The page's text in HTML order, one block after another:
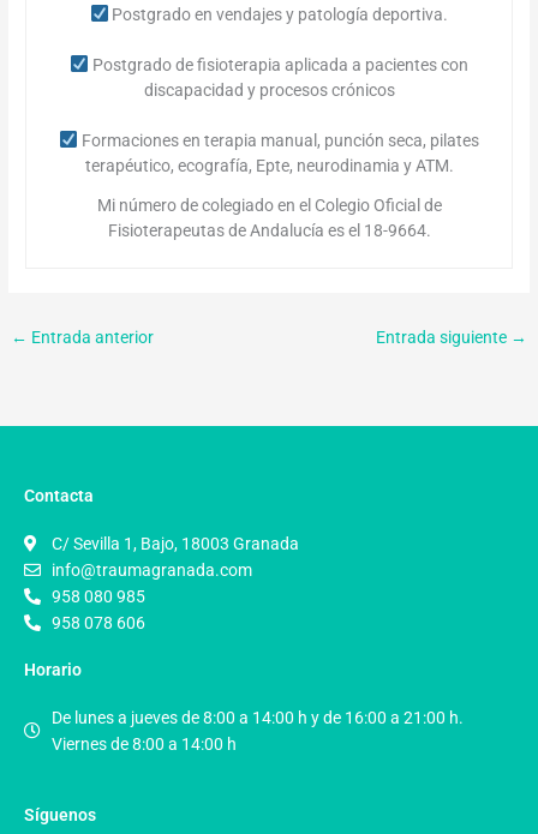
Postgrado en vendajes y patología deportiva.
Postgrado de fisioterapia aplicada a pacientes con
discapacidad y procesos crónicos
Formaciones en terapia manual, punción seca, pilates
terapéutico, ecografía, Epte, neurodinamia y ATM.
Mi número de colegiado en el Colegio Oficial de
Fisioterapeutas de Andalucía es el 18-9664.
← Entrada anterior Entrada siguiente →
Contacta
C/ Sevilla 1, Bajo, 18003 Granada
info@traumagranada.com
958 080 985
958 078 606
Horario
De lunes a jueves de 8:00 a 14:00 h y de 16:00 a 21:00 h.
Viernes de 8:00 a 14:00 h
Síguenos